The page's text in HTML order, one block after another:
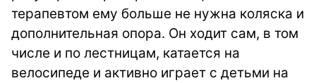
терапевтом ему больше не нужна коляска и
дополнительная опора. Он ходит сам, в том
числе и по лестницам, катается на
велосипеде и активно играет с детьми на